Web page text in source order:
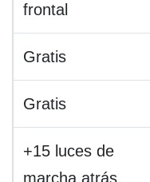
frontal
Gratis
Gratis
+15 luces de
marcha atrás,